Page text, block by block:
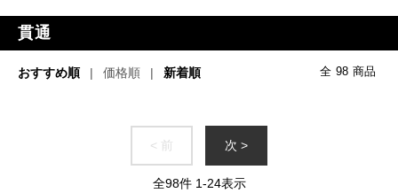
貫通
おすすめ順 価格順 新着順 全 98 商品
< 前 次 >
全98件 1-24表示